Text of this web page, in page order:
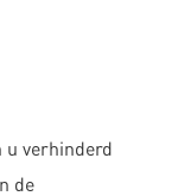
u verhinderd
de